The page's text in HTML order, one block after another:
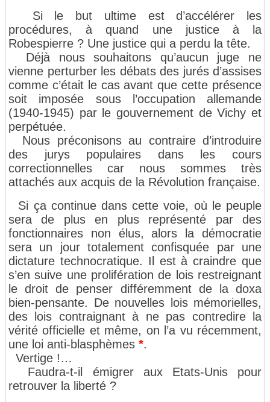
Si le but ultime est d’accélérer les
procédures, à quand une justice à la
Robespierre ? Une justice qui a perdu la tête.
Déjà nous souhaitons qu’aucun juge ne
vienne perturber les débats des jurés d’assises
comme c’était le cas avant que cette présence
soit imposée sous l’occupation allemande
(1940-1945) par le gouvernement de Vichy et
perpétuée.
Nous préconisons au contraire d’introduire
des jurys populaires dans les cours
correctionnelles car nous sommes très
attachés aux acquis de la Révolution française.
Si ça continue dans cette voie, où le peuple
sera de plus en plus représenté par des
fonctionnaires non élus, alors la démocratie
sera un jour totalement confisquée par une
dictature technocratique. Il est à craindre que
s’en suive une prolifération de lois restreignant
le droit de penser différemment de la doxa
bien-pensante. De nouvelles lois mémorielles,
des lois contraignant à ne pas contredire la
vérité officielle et même, on l’a vu récemment,
une loi anti-blasphèmes *.
Vertige !…
Faudra-t-il émigrer aux Etats-Unis pour
retrouver la liberté ?